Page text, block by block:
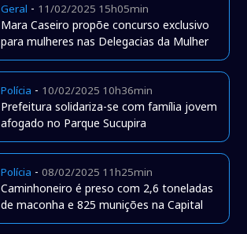
Geral - 11/02/2025 15h05min
Mara Caseiro propõe concurso exclusivo
para mulheres nas Delegacias da Mulher
Polícia - 10/02/2025 10h36min
Prefeitura solidariza-se com família jovem
afogado no Parque Sucupira
Polícia -08/02/2025 11h25min
Caminhoneiro é preso com 2,6 toneladas
de maconha e 825 munições na Capital